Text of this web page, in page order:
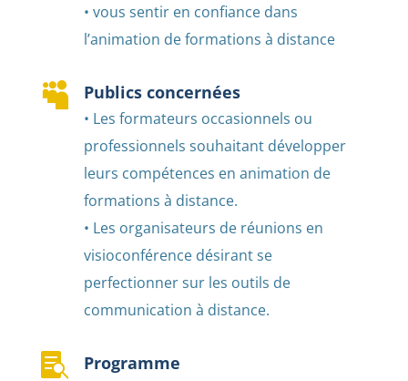
• vous sentir en confiance dans
l’animation de formations à distance
 Publics concernées
• Les formateurs occasionnels ou
professionnels souhaitant développer
leurs compétences en animation de
formations à distance.
• Les organisateurs de réunions en
visioconférence désirant se
perfectionner sur les outils de
communication à distance.
 Programme